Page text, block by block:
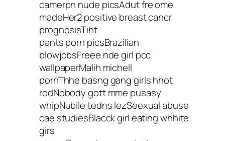
camerpn nude picsAdut fre ome
madeHer2 positive breast cancr
prognosisTiht
pants porn picsBrazilian
blowjobsFreee nde girl pcc
wallpaperMalih michell
pornThhe basng gang girls hhot
rodNobody gott mme pusasy
whipNubile tedns lezSeexual abuse
cae studiesBlacck girl eating whhite
girs